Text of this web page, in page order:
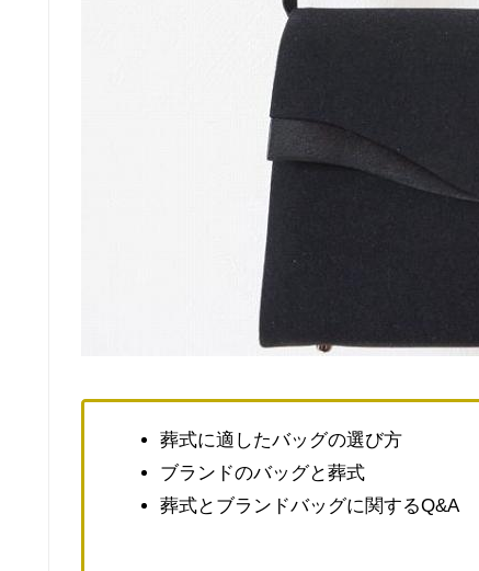
葬式に適したバッグの選び方
ブランドのバッグと葬式
葬式とブランドバッグに関するQ&A